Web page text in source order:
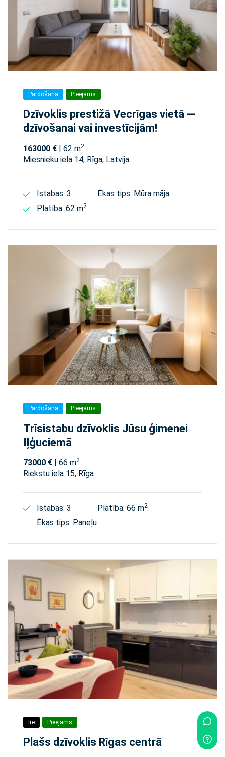
Pārdošana Pieejams
Dzīvoklis prestižā Vecrīgas vietā —
dzīvošanai vai investīcijām!
163000 € | 62 m2
Miesnieku iela 14, Rīga, Latvija
Istabas: 3
Ēkas tips: Mūra māja
Platība: 62 m2
Pārdošana Pieejams
Trīsistabu dzīvoklis Jūsu ģimenei
Iļģuciemā
73000 € | 66 m2
Riekstu iela 15, Rīga
Istabas: 3 Platība: 66 m2
Ēkas tips: Paneļu
Īre Pieejams
Plašs dzīvoklis Rīgas centrā